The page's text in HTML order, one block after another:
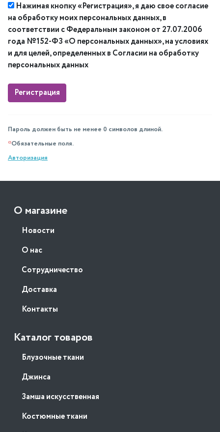
Нажимая кнопку «Регистрация», я даю свое согласие
на обработку моих персональных данных, в
соответствии с Федеральным законом от 27.07.2006
года №152-ФЗ «О персональных данных», на условиях
и для целей, определенных в Согласии на обработку
персональных данных
Пароль должен быть не менее 0 символов длиной.
*Обязательные поля.
Авторизация
О магазине
Новости
О нас
Сотрудничество
Доставка
Контакты
Каталог товаров
Блузочные ткани
Джинса
Замша искусственная
Костюмные ткани